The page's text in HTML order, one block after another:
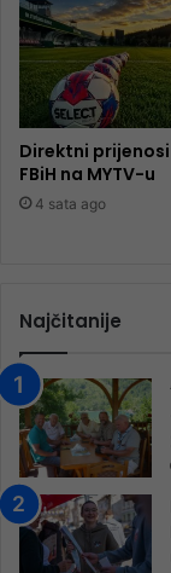
Direktni prijenosi
FBiH na MYTV-u
4 sata ago
Najčitanije